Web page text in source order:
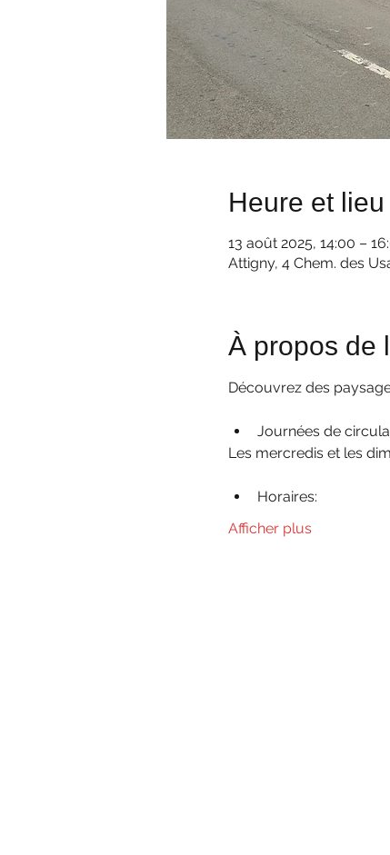
Heure et lieu
13 août 2025, 14:00 –
Attigny, 4 Chem. des
À propos de
Découvrez des
Journées de
​Les mercredis et les
Horaires:
Afficher plus